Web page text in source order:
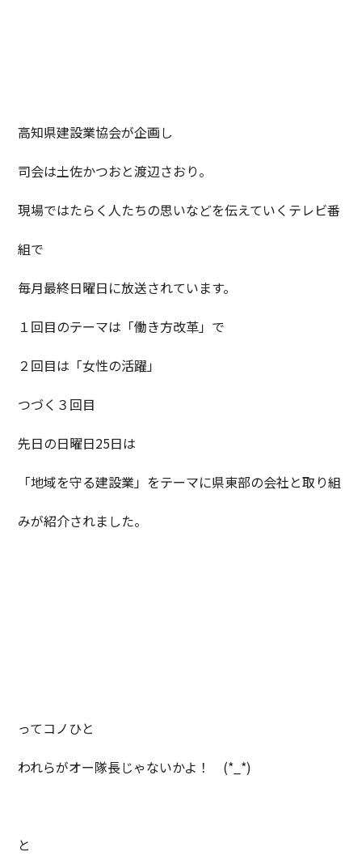
高知県建設業協会が企画し
司会は土佐かつおと渡辺さおり。
現場ではたらく人たちの思いなどを伝えていくテレビ番
組で
毎月最終日曜日に放送されています。
１回目のテーマは「働き方改革」で
２回目は「女性の活躍」
つづく３回目
先日の日曜日25日は
「地域を守る建設業」をテーマに県東部の会社と取り組
みが紹介されました。
ってコノひと
われらがオー隊長じゃないかよ！ (*_*)
と